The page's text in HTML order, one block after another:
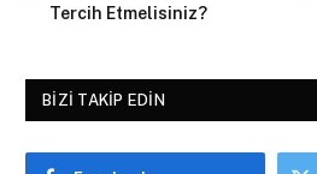
Tercih Etmelisiniz?
BIZI TAKIP EDIN